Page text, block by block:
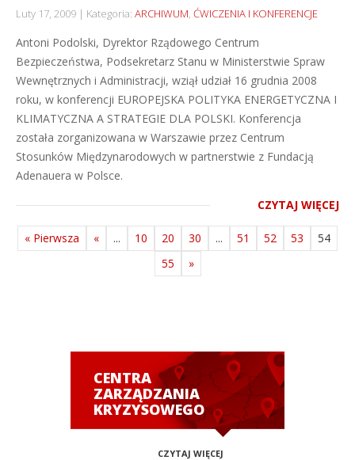
Luty 17, 2009 Kategoria: ARCHIWUM, ĆWICZENIA I KONFERENCJE
Antoni Podolski, Dyrektor Rządowego Centrum
Bezpieczeństwa, Podsekretarz Stanu w Ministerstwie Spraw
Wewnętrznych i Administracji, wziął udział 16 grudnia 2008
roku, w konferencji EUROPEJSKA POLITYKA ENERGETYCZNA I
KLIMATYCZNA A STRATEGIE DLA POLSKI. Konferencja
została zorganizowana w Warszawie przez Centrum
Stosunków Międzynarodowych w partnerstwie z Fundacją
Adenauera w Polsce.
CZYTAJ WIĘCEJ
« Pierwsza « ... 10 20 30 ... 51 52 53
54
55
»
CENTRA
ZARZĄDZANIA
KRYZYSOWEGO
CZYTAJ WIĘCEJ